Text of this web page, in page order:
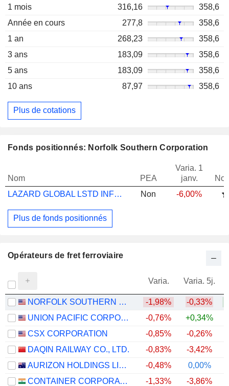
1 mois
316,16
358,6
Année en cours
277,8
358,6
1 an
268,23
358,6
3 ans
183,09
358,6
5 ans
183,09
358,6
10 ans
87,97 358,6
Plus de cotations
Fonds positionnés: Norfolk Southern Corporation
Nom PEA
Varia. 1
janv.
LAZARD GLOBAL LSTD INFRAS EQ X ACC JPY H
Non -6,00%
Plus de fonds positionnés
Opérateurs de fret ferroviaire
Varia. Varia. 5j.
NORFOLK SOUTHERN CORPORATION -1,98% -0,33%
UNION PACIFIC CORPORATION
-0,76% +0,34%
CSX CORPORATION
-0,85% -0,26%
DAQIN RAILWAY CO., LTD.
-0,83% -3,42%
AURIZON HOLDINGS LIMITED
-0,48% 0,00%
CONTAINER CORPORATION OF INDIA LIMITED
-1,33% -3,86%